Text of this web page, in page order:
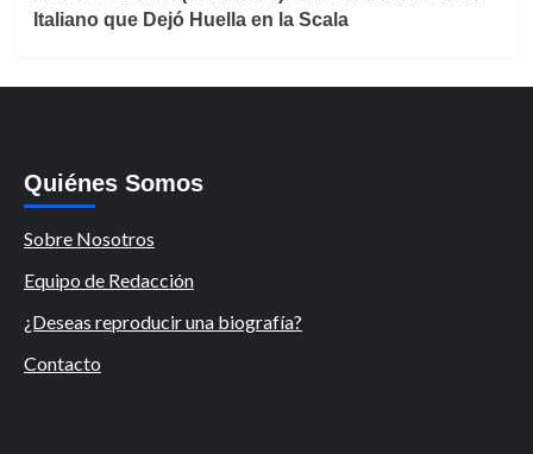
Italiano que Dejó Huella en la Scala
Quiénes Somos
Sobre Nosotros
Equipo de Redacción
¿Deseas reproducir una biografía?
Contacto